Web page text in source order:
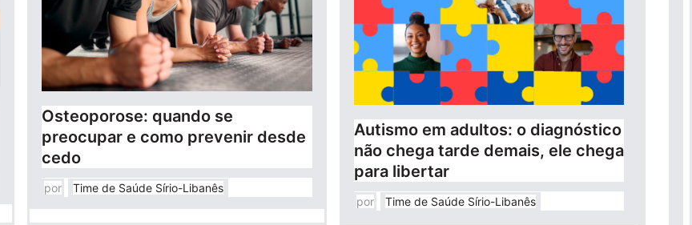
Osteoporose: quando se
preocupar e como prevenir desde
cedo
por Time de Saúde Sírio-Libanês
Autismo em adultos: o diagnóstico
não chega tarde demais, ele chega
para libertar
por Time de Saúde Sírio-Libanês